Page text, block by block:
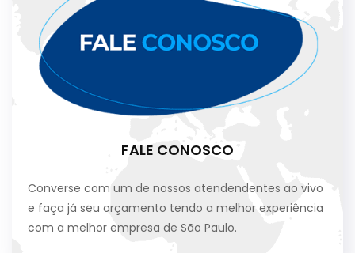
FALE CONOSCO
Converse com um de nossos atendendentes ao vivo
e faça já seu orçamento tendo a melhor experiência
com a melhor empresa de São Paulo.